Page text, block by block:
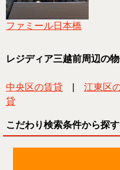
ファミール日本橋
レジディア三越前周辺の
中央区の賃貸 江東区
貸
こだわり検索条件から探す